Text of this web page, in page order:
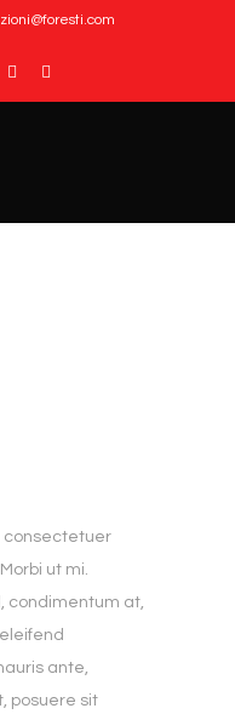
consectetuer
ut mi.
condimentum at,
ante,
posuere sit